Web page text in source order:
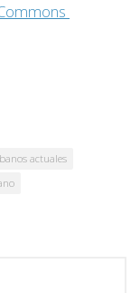
actuales